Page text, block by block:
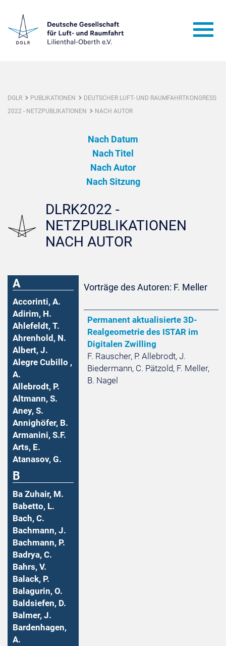
DGLR PUBLIKATIONEN
DEUTSCHER LUFT- UND RAUMFAHRTKONGRESS
2022 - NETZPUBLIKATIONEN
NACH AUTOR
Nach Datum
Nach Titel
Nach Autor
Nach Sitzung
DLRK2022 -
NETZPUBLIKATIONEN
NACH AUTOR
A
Accorinti, A.
Adirim, H.
Ahlefeldt, T.
Ahrenhold, N.
Albert, J.
Alegre Cubillo ,
A.
Allebrodt, P.
Altmann, S.
Aney, S.
Annighöfer, B.
Armanini, S.F.
Arts, E.
Atanasov, G.
B
Ba Zuhair, M.
Babetto, L.
Bach, C.
Bachmann, J.
Bachmann, P.
Badrya, C.
Bahrs, V.
Balack, P.
Balagurin, O.
Baldsiefen, D.
Balmer, J.
Bardenhagen,
A.
Vorträge des Autoren: F. Meller
Permanent aktualisierte 3D-
Realgeometrie des ISTAR im
Digitalen Zwilling
F. Rauscher, P. Allebrodt, J.
Biedermann, C. Pätzold, F. Meller,
B. Nagel